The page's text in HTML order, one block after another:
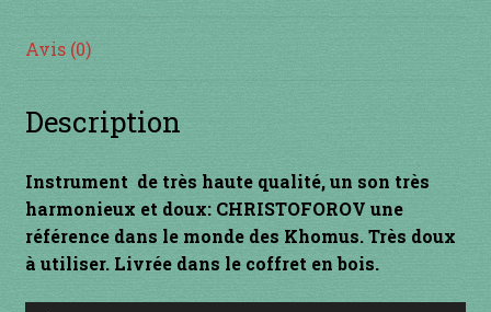
INSTRUMENTS DIVERS
Liens
Mon Compte
Avis (0)
Description
Instrument de très haute qualité, un son très
harmonieux et doux: CHRISTOFOROV une
référence dans le monde des Khomus. Très doux
à utiliser. Livrée dans le coffret en bois.